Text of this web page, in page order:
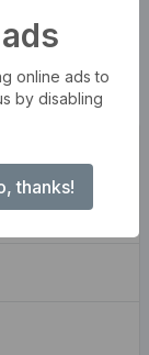
online ads to
by disabling
thanks!